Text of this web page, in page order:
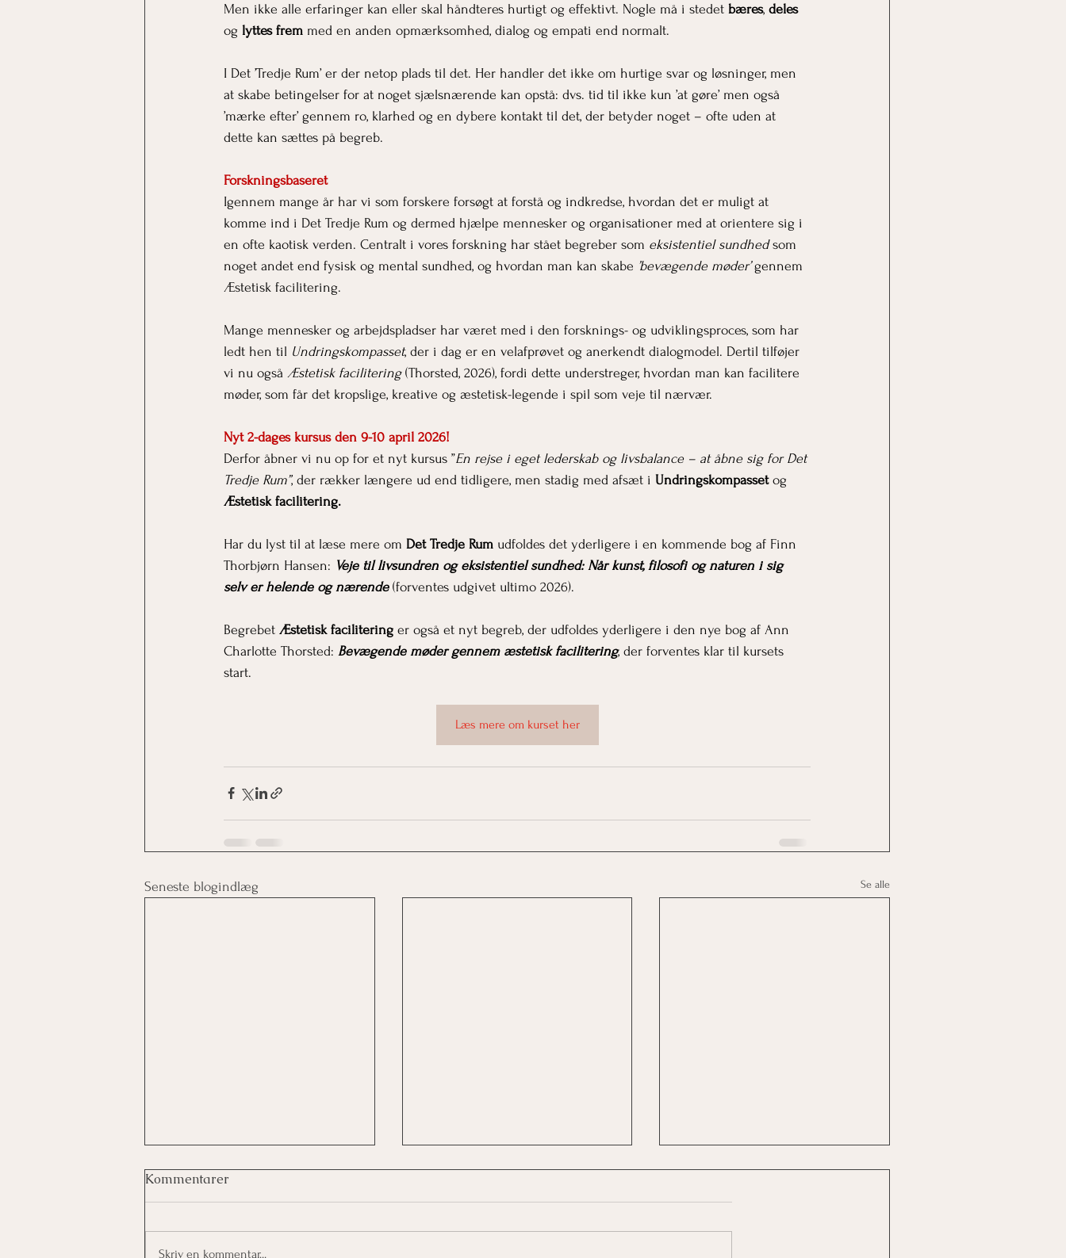
Men ikke alle erfaringer kan eller skal håndteres hurtigt og effektivt. Nogle må i stedet bæres, deles
og lyttes frem med en anden opmærksomhed, dialog og empati end normalt.
I Det ’Tredje Rum’ er der netop plads til det. Her handler det ikke om hurtige svar og løsninger, men
at skabe betingelser for at noget sjælsnærende kan opstå: dvs. tid til ikke kun ’at gøre’ men også
’mærke efter’ gennem ro, klarhed og en dybere kontakt til det, der betyder noget – ofte uden at
dette kan sættes på begreb.
Forskningsbaseret
Igennem mange år har vi som forskere forsøgt at forstå og indkredse, hvordan det er muligt at
komme ind i Det Tredje Rum og dermed hjælpe mennesker og organisationer med at orientere sig i
en ofte kaotisk verden. Centralt i vores forskning har stået begreber som eksistentiel sundhed som
noget andet end fysisk og mental sundhed, og hvordan man kan skabe ’bevægende møder’ gennem
Æstetisk facilitering.
Mange mennesker og arbejdspladser har været med i den forsknings- og udviklingsproces, som har
ledt hen til Undringskompasset, der i dag er en velafprøvet og anerkendt dialogmodel. Dertil tilføjer
vi nu også Æstetisk facilitering (Thorsted, 2026), fordi dette understreger, hvordan man kan facilitere
møder, som får det kropslige, kreative og æstetisk-legende i spil som veje til nærvær.
Nyt 2-dages kursus den 9-10 april 2026!
Derfor åbner vi nu op for et nyt kursus ”En rejse i eget lederskab og livsbalance – at åbne sig for Det
Tredje Rum”, der rækker længere ud end tidligere, men stadig med afsæt i Undringskompasset og
Æstetisk facilitering.
Har du lyst til at læse mere om Det Tredje Rum udfoldes det yderligere i en kommende bog af Finn
Thorbjørn Hansen: Veje til livsundren og eksistentiel sundhed: Når kunst, filosofi og naturen i sig
selv er helende og nærende (forventes udgivet ultimo 2026).
Begrebet Æstetisk facilitering er også et nyt begreb, der udfoldes yderligere i den nye bog af Ann
Charlotte Thorsted: Bevægende møder gennem æstetisk facilitering, der forventes klar til kursets
start.
Læs mere om kurset her
Seneste blogindlæg Se alle
Kommentarer
Skriv en kommentar...